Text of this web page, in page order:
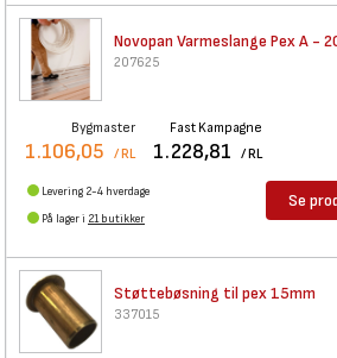
Novopan Varmeslange Pex A -
207625
Bygmaster
1.106,05 / RL
Fast Kampagne
1.228,81 / RL
Levering 2-4 hverdage
På lager i 21 butikker
Se
Støttebøsning til pex 15mm
337015